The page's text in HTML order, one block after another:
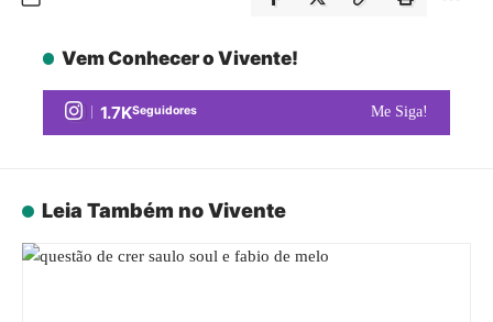
Vem Conhecer o Vivente!
1.7KSeguidores Me Siga!
Leia Também no Vivente